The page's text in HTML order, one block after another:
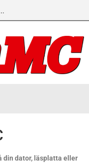
din dator, läsplatta eller